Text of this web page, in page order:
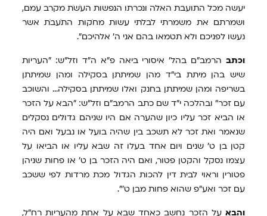
יעשה מכל התועבת האלה ונכרתו הנפשות העֹשֹת מקרב עמם,
ושמרתם את משמרתי לבלתי עשות מחֹקות התֹעבֹת אשר
נעשו לפניכם ולא תטמאו בהם אני ה' אלהיכם".
וכתב הרמב"ם בהל' איסורי ביאה פ"א ה"ד וזל"ש: "העריות
שיש בהן מיתת בי"ד מהן שמיתתן בסקילה ומהן שמיתתן
בשריפה ומהן שמיתתן בחנק ואלו שמיתתן בסקילה... והשוכב
עם זכר" ובהלכה י"ד שם כתב הרמב"ם וזל"ש: "הבא על הזכר
או הביא זכר עליו כיון שהערה אם היו שניהם גדולים נסקלים
שנאמר ואת זכר לא תשכב בין שהיה בועל או נבעל ואם היה
קטן בן ט' שנים ויום אחד בעלו זה שבא עליו או הביאו על
עצמו נסקל והקטן פטור, ואם היה הזכר בן ט' או פחות שניהן
פטורין וראוי לבית דין להכות הגדול מכת מרדות לפי ששכב
עם זכר ואע"פ שהוא פחות מבן ט'".
והבא על הזכר נחשב כאחד שבא על אחת מהעריות רח"ל,